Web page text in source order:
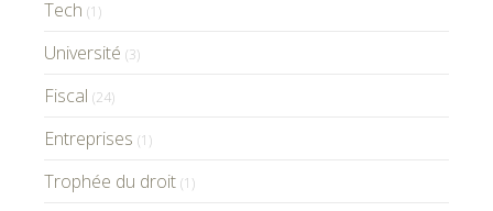
Tech (1)
Université (3)
Fiscal (24)
Entreprises (1)
Trophée du droit (1)